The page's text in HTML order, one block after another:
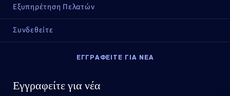
Εξυπηρέτηση Πελατών
Συνδεθείτε
ΕΓΓΡΑΦΕΙΤΕ ΓΙΑ ΝΕΑ
Εγγραφείτε για νέα